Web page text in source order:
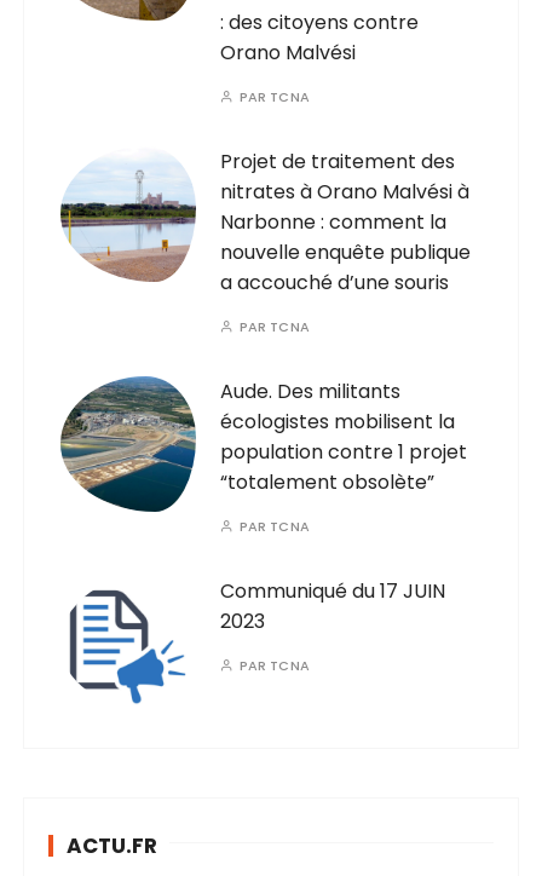
: des citoyens contre
Orano Malvési
PAR TCNA
Projet de traitement des
nitrates à Orano Malvési à
Narbonne : comment la
nouvelle enquête publique
a accouché d’une souris
PAR TCNA
Aude. Des militants
écologistes mobilisent la
population contre 1 projet
“totalement obsolète”
PAR TCNA
Communiqué du 17 JUIN
2023
PAR TCNA
ACTU.FR